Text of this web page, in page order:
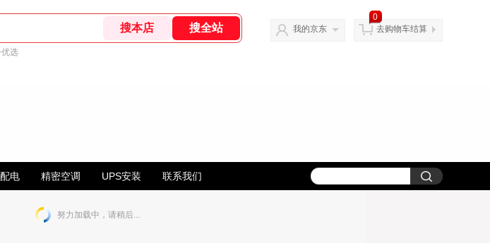
优选
我的京东
0
去购物车结算
电 精密空调 UPS安装 联系我们
努力加载中，请稍后...